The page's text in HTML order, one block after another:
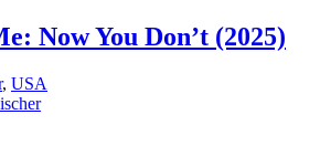
Now You Don’t (2025)
, USA